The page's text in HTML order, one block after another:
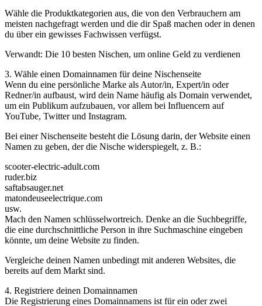
Wähle die Produktkategorien aus, die von den Verbrauchern am
meisten nachgefragt werden und die dir Spaß machen oder in denen
du über ein gewisses Fachwissen verfügst.
Verwandt: Die 10 besten Nischen, um online Geld zu verdienen
3. Wähle einen Domainnamen für deine Nischenseite
Wenn du eine persönliche Marke als Autor/in, Expert/in oder
Redner/in aufbaust, wird dein Name häufig als Domain verwendet,
um ein Publikum aufzubauen, vor allem bei Influencern auf
YouTube, Twitter und Instagram.
Bei einer Nischenseite besteht die Lösung darin, der Website einen
Namen zu geben, der die Nische widerspiegelt, z. B.:
scooter-electric-adult.com
ruder.biz
saftabsauger.net
matondeuseelectrique.com
usw.
Mach den Namen schlüsselwortreich. Denke an die Suchbegriffe,
die eine durchschnittliche Person in ihre Suchmaschine eingeben
könnte, um deine Website zu finden.
Vergleiche deinen Namen unbedingt mit anderen Websites, die
bereits auf dem Markt sind.
4. Registriere deinen Domainnamen
Die Registrierung eines Domainnamens ist für ein oder zwei